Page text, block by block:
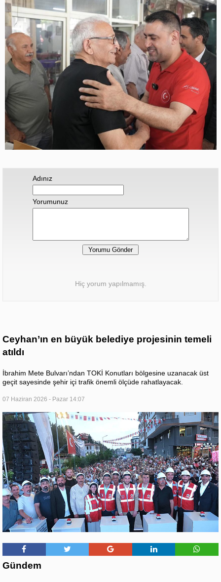
Adınız
Yorumunuz
Hiç yorum yapılmamış.
Ceyhan’ın en büyük belediye projesinin temeli
atıldı
İbrahim Mete Bulvarı’ndan TOKİ Konutları bölgesine uzanacak üst
geçit sayesinde şehir içi trafik önemli ölçüde rahatlayacak.
07 Haziran 2026 - Pazar 14:07
Gündem